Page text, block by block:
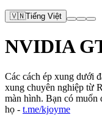
🇻🇳Tiếng Việt
NVIDIA
Các cách ép xung dưới
xung chuyên nghiệp từ
màn hình. Bạn có muốn
họ - t.me/kjoyme